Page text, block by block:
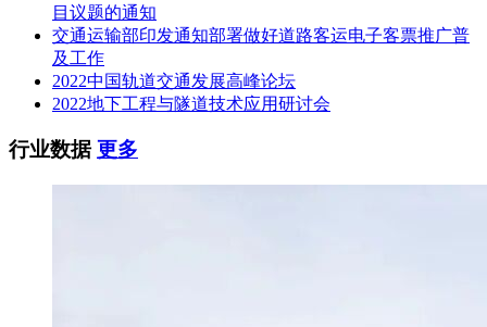
目议题的通知
交通运输部印发通知部署做好道路客运电子客票推广普
及工作
2022中国轨道交通发展高峰论坛
2022地下工程与隧道技术应用研讨会
行业数据更多